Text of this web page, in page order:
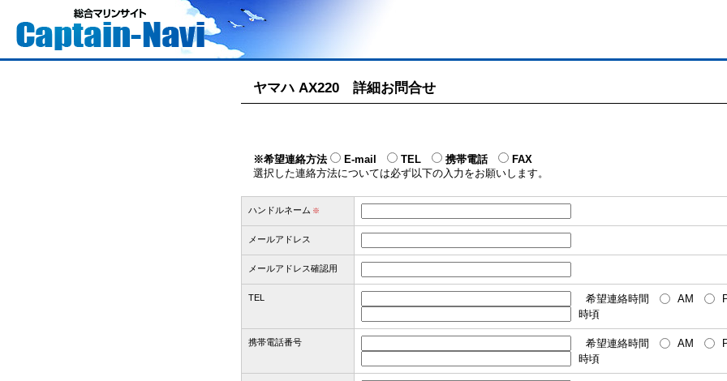
ヤマハ AX220 詳細お問合せ
※希望連絡方法 E-mail TEL 携帯電話
FAX
選択した連絡方法については必ず以下の入力をお願いします。
ハンドルネーム ※
メールアドレス
メールアドレス確認用
TEL 希望連絡時間 AM
時頃
携帯電話番号 希望連絡時間 AM
時頃